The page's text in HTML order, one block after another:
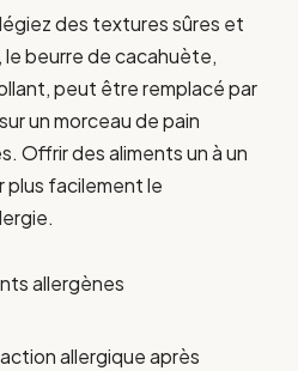
des textures sûres et
beurre de cacahuète,
peut être remplacé par
un morceau de pain
Offrir des aliments un à un
plus facilement le
allergènes
allergique après